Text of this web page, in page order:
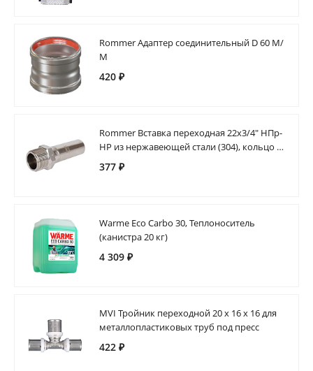
Rommer Адаптер соединительный D 60 М/
М
420 ₽
Rommer Вставка переходная 22х3/4" НПр-
НР из нержавеющей стали (304), кольцо из
EPDM
377 ₽
Warme Eco Carbo 30, Теплоноситель
(канистра 20 кг)
4 309 ₽
MVI Тройник переходной 20 х 16 х 16 для
металлопластиковых труб под пресс
422 ₽